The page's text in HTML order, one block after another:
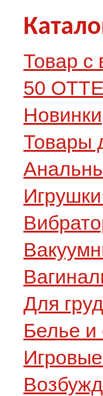
Товар с
50
Новинки
Товары
Для
Белье